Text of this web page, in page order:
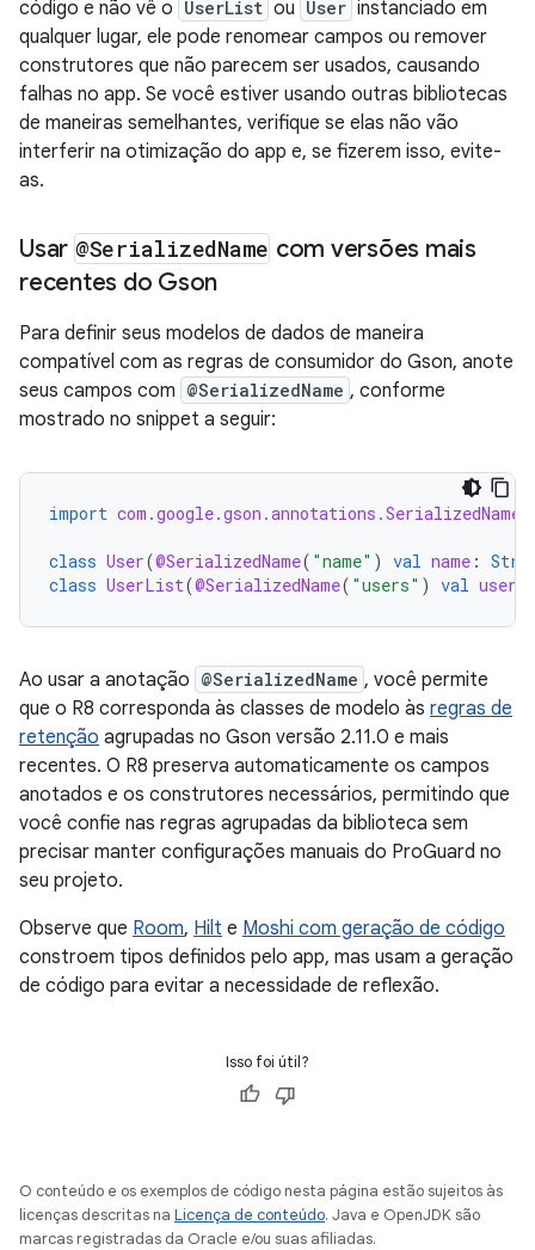
código e não vê o UserList ou User instanciado em
qualquer lugar, ele pode renomear campos ou remover
construtores que não parecem ser usados, causando
falhas no app. Se você estiver usando outras bibliotecas
de maneiras semelhantes, verifique se elas não vão
interferir na otimização do app e, se fizerem isso, evite-
as.
Usar @SerializedName com versões mais
recentes do Gson
Para definir seus modelos de dados de maneira
compatível com as regras de consumidor do Gson, anote
seus campos com @SerializedName , conforme
mostrado no snippet a seguir:
import com.google.gson.annotations.SerializedName
class User(@SerializedName( "name" ) val name :
class UserList(@SerializedName( "users" ) val users
Ao usar a anotação @SerializedName , você permite
que o R8 corresponda às classes de modelo às regras de
retenção agrupadas no Gson versão 2.11.0 e mais
recentes. O R8 preserva automaticamente os campos
anotados e os construtores necessários, permitindo que
você confie nas regras agrupadas da biblioteca sem
precisar manter configurações manuais do ProGuard no
seu projeto.
Observe que Room, Hilt e Moshi com geração de código
constroem tipos definidos pelo app, mas usam a geração
de código para evitar a necessidade de reflexão.
Isso foi útil?
O conteúdo e os exemplos de código nesta página estão sujeitos às
licenças descritas na Licença de conteúdo. Java e OpenJDK são
marcas registradas da Oracle e/ou suas afiliadas.